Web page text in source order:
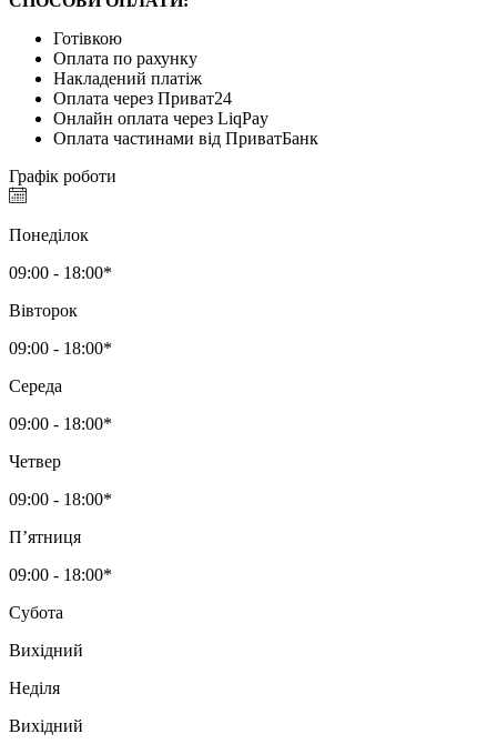
Готівкою
Оплата по рахунку
Накладений платіж
Оплата через Приват24
Онлайн оплата через LiqPay
Оплата частинами від ПриватБанк
Графік роботи
Понеділок
09:00 - 18:00*
Вівторок
09:00 - 18:00*
Середа
09:00 - 18:00*
Четвер
09:00 - 18:00*
Пʼятниця
09:00 - 18:00*
Субота
Вихідний
Неділя
Вихідний